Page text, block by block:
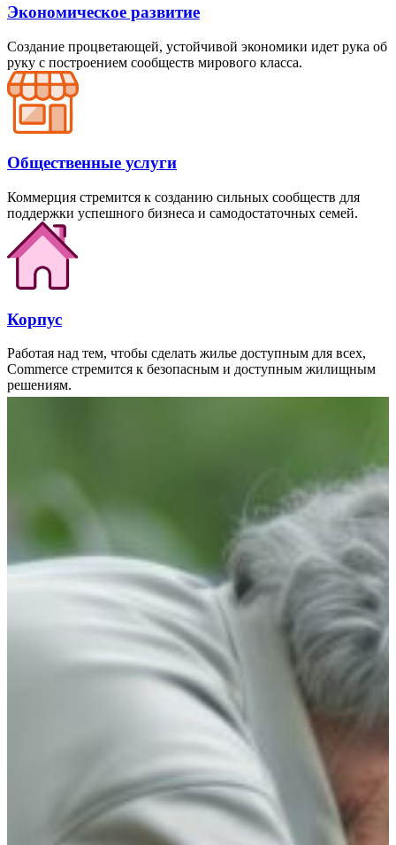
Экономическое развитие
Создание процветающей, устойчивой экономики идет рука об
руку с построением сообществ мирового класса.
Общественные услуги
Коммерция стремится к созданию сильных сообществ для
поддержки успешного бизнеса и самодостаточных семей.
Корпус
Работая над тем, чтобы сделать жилье доступным для всех,
Commerce стремится к безопасным и доступным жилищным
решениям.